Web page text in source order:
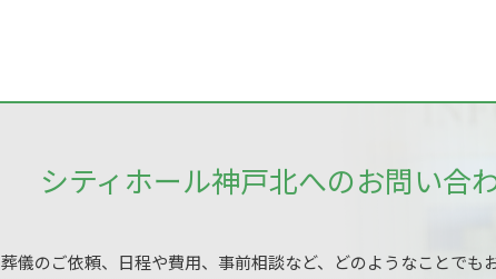
シティホール神戸北へのお問い合
葬儀のご依頼、日程や費用、事前相談など、どのようなことでも